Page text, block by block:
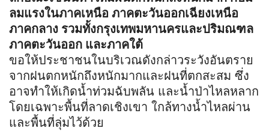
ลมแรงในภาคเหนือ ภาคตะวันออกเฉียงเหนือ
ภาคกลาง รวมทั้งกรุงเทพมหานครและปริมณฑล
ภาคตะวันออก และภาคใต้
ขอให้ประชาชนในบริเวณดังกล่าวระวังอันตราย
จากฝนตกหนักถึงหนักมากและฝนที่ตกสะสม ซึ่ง
อาจทำให้เกิดน้ำท่วมฉับพลัน และน้ำป่าไหลหลาก
โดยเฉพาะพื้นที่ลาดเชิงเขา ใกล้ทางน้ำไหลผ่าน
และพื้นที่ลุ่มไว้ด้วย